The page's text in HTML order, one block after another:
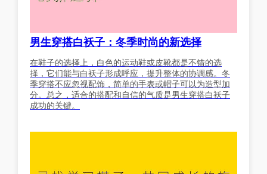
男生穿搭白袄子：冬季时尚的新选择
在鞋子的选择上，白色的运动鞋或皮靴都是不错的选
择，它们能与白袄子形成呼应，提升整体的协调感。冬
季穿搭不应忽视配饰，简单的手表或帽子可以为造型加
分。总之，适合的搭配和自信的气质是男生穿搭白袄子
成功的关键。